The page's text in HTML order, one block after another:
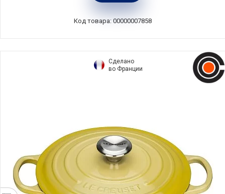
Код товара: 00000007858
Сделано
во Франции